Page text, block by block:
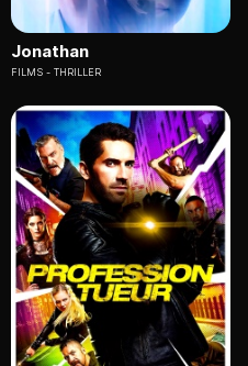
Jonathan
FILMS THRILLER